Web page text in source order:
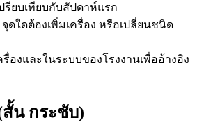
รียบเทียบกับสัปดาห์แรก
ดใดต้องเพิ่มเครื่อง หรือเปลี่ยนชนิด
องและในระบบของโรงงานเพื่ออ้างอิง
น กระชับ)